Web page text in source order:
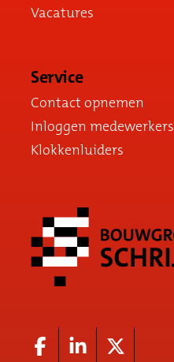
Vacatures
Service
Contact opnemen
Inloggen medewerkers
Klokkenluiders